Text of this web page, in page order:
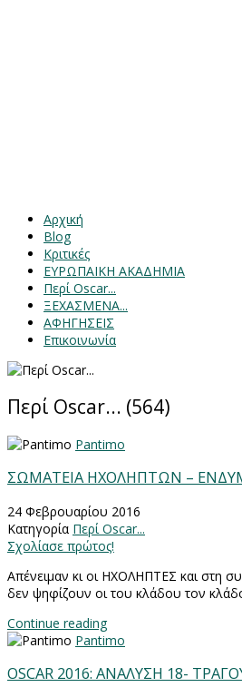
Αρχική
Blog
Κριτικές
ΕΥΡΩΠΑΙΚΗ ΑΚΑΔΗΜΙΑ
Περί Oscar...
ΞΕΧΑΣΜΕΝΑ...
ΑΦΗΓΗΣΕΙΣ
Επικοινωνία
Περί Oscar... (564)
Pantimo
ΣΩΜΑΤΕΙΑ ΗΧΟΛΗΠΤΩΝ –
24 Φεβρουαρίου 2016
Κατηγορία Περί Oscar...
Σχολίασε πρώτος!
Απένειμαν κι οι ΗΧΟΛΗΠΤΕΣ και στη
δεν ψηφίζουν οι του κλάδου τον
Continue reading
Pantimo
OSCAR 2016: ΑΝΑΛΥΣΗ 18-